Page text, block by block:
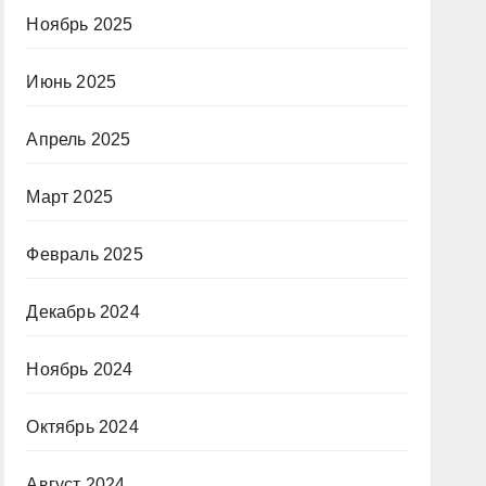
Ноябрь 2025
Июнь 2025
Апрель 2025
Март 2025
Февраль 2025
Декабрь 2024
Ноябрь 2024
Октябрь 2024